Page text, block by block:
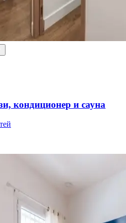
кондиционер и сауна